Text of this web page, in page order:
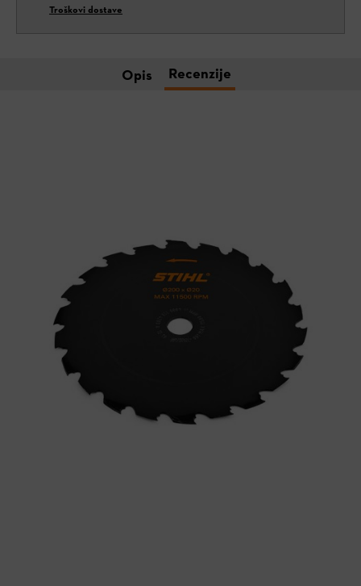
Troškovi dostave
Opis Recenzije